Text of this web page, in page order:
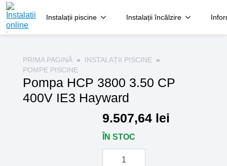
Instalații piscine Instalații încălzire
PRIMA PAGINĂ
INSTALAȚII PISCINE
POMPE PISCINE
Pompa HCP 3800 3.50 CP
400V IE3 Hayward
9.507,64 lei
ÎN STOC
Cantitate
Pompa